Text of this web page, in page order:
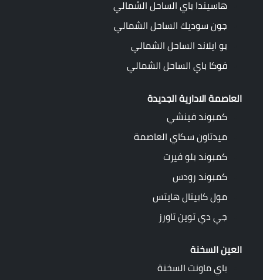
هاسيندا باي الساحل الشمالي
جون سوديك الساحل الشمالي
بو ايلاند الساحل الشمالي
فوكا باي الساحل الشمالي
العاصمة الادارية الجديدة
كمبوند فينشي
ميدتاون سكاي العاصمة
كمبوند بلو فيرت
كمبوند رودس
مول كابيتال هايتس
جي دي توين تاورز
العين السخنة
باي ماونت السخنة